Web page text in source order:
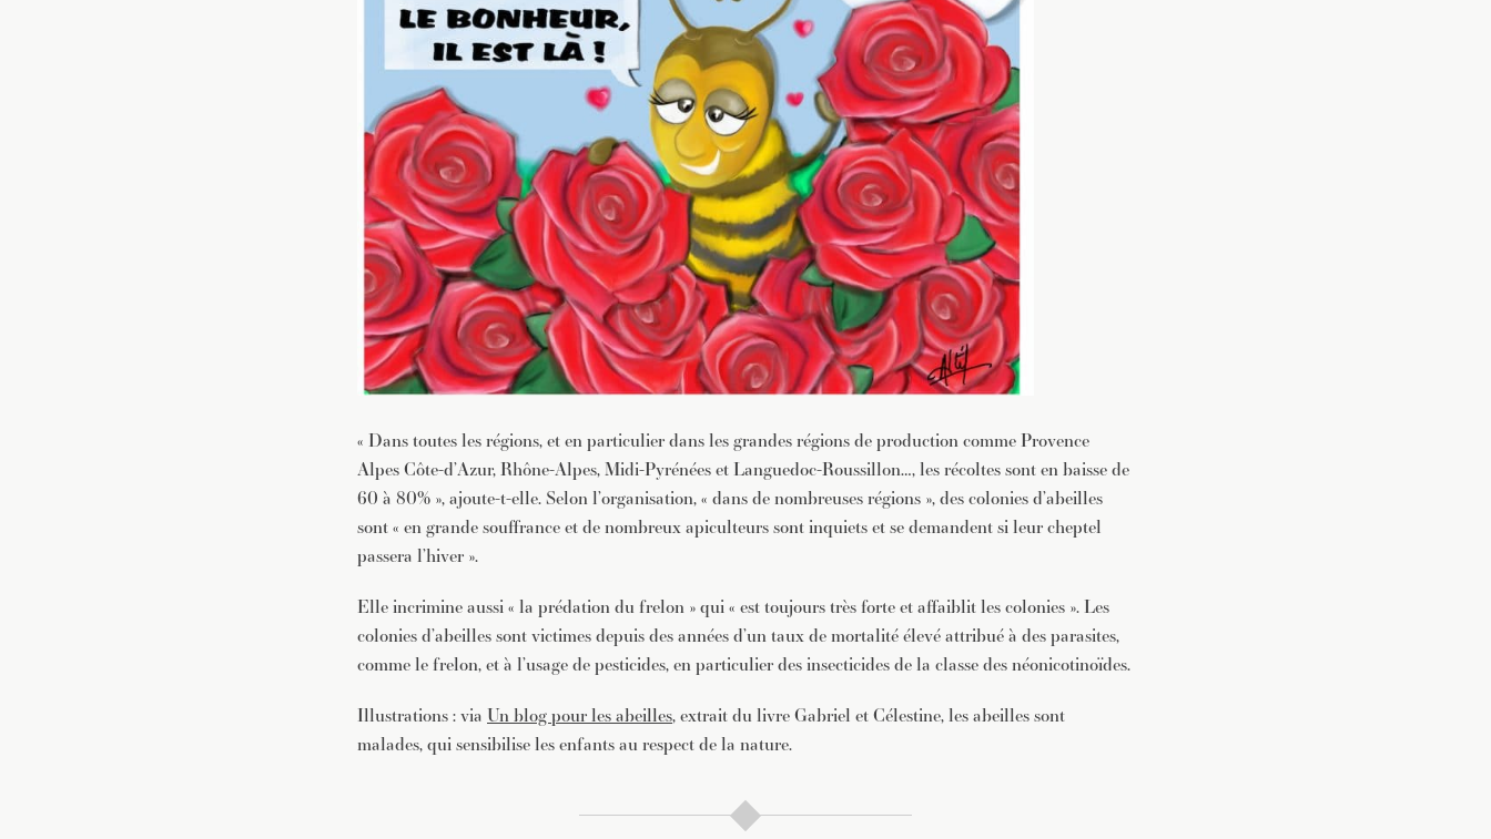
« Dans toutes les régions, et en particulier dans les grandes régions de production comme Provence
Alpes Côte-d’Azur, Rhône-Alpes, Midi-Pyrénées et Languedoc-Roussillon…, les récoltes sont en baisse de
60 à 80% », ajoute-t-elle. Selon l’organisation, « dans de nombreuses régions », des colonies d’abeilles
sont « en grande souffrance et de nombreux apiculteurs sont inquiets et se demandent si leur cheptel
passera l’hiver ».
Elle incrimine aussi « la prédation du frelon » qui « est toujours très forte et affaiblit les colonies ». Les
colonies d’abeilles sont victimes depuis des années d’un taux de mortalité élevé attribué à des parasites,
comme le frelon, et à l’usage de pesticides, en particulier des insecticides de la classe des néonicotinoïdes.
Illustrations : via Un blog pour les abeilles, extrait du livre Gabriel et Célestine, les abeilles sont
malades, qui sensibilise les enfants au respect de la nature.